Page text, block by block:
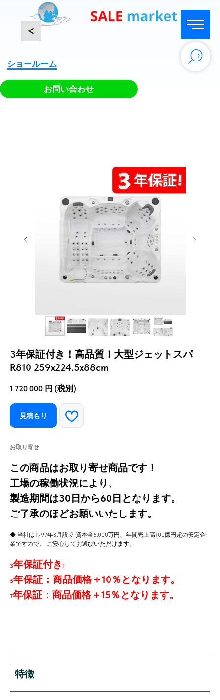
お問い合わせ
<
3年保証付き！高品質！大型ジェットスパ
R810 259x224.5x88cm
1 720 000 円 (税別)
見積もり
お取り寄せ
この商品はお取り寄せ商品です！
工場の稼働状況により、
製造期間は30日から60日となります。
ご了承のほどお願いいたします。
◆ 当社は1997年8月設立 資本金5,000万円、年間売上高100億円超の安定企
業ですので、 ご安心してお選びいただけます。
3年保証付き !
5年保証：商品価格＋10％となります。
7年保証：商品価格＋15％となります。
特徴